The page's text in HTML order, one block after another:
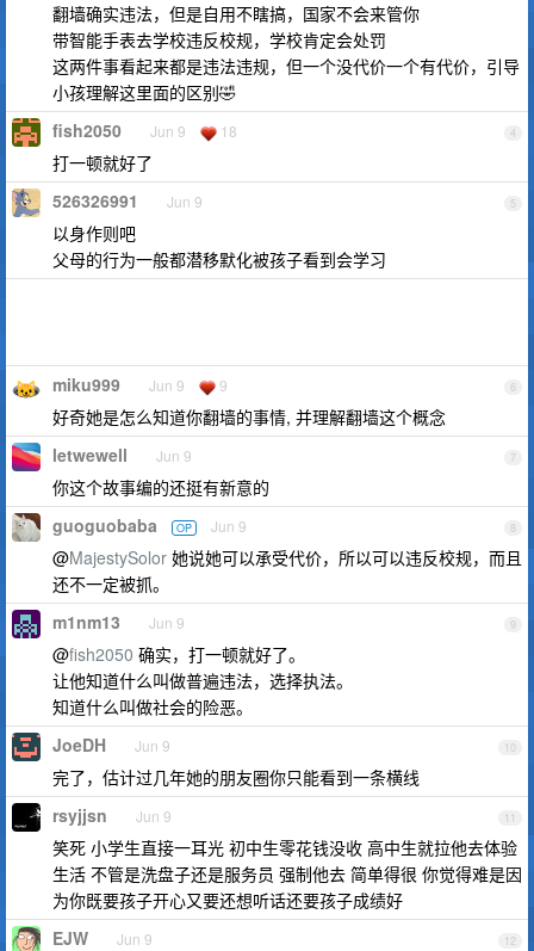
翻墙确实违法，但是自用不瞎搞，国家不会来管你
带智能手表去学校违反校规，学校肯定会处罚
这两件事看起来都是违法违规，但一个没代价一个有代价，引导
小孩理解这里面的区别🤣
4
fish2050 Jun 9 18
打一顿就好了
5
526326991 Jun 9
以身作则吧
父母的行为一般都潜移默化被孩子看到会学习
6
miku999 Jun 9 9
好奇她是怎么知道你翻墙的事情, 并理解翻墙这个概念
7
letwewell Jun 9
你这个故事编的还挺有新意的
8
guoguobaba OP Jun 9
@MajestySolor 她说她可以承受代价，所以可以违反校规，而且
还不一定被抓。
9
m1nm13 Jun 9
@fish2050 确实，打一顿就好了。
让他知道什么叫做普遍违法，选择执法。
知道什么叫做社会的险恶。
10
JoeDH Jun 9
完了，估计过几年她的朋友圈你只能看到一条横线
11
rsyjjsn Jun 9
笑死 小学生直接一耳光 初中生零花钱没收 高中生就拉他去体验
生活 不管是洗盘子还是服务员 强制他去 简单得很 你觉得难是因
为你既要孩子开心又要还想听话还要孩子成绩好
12
EJW Jun 9